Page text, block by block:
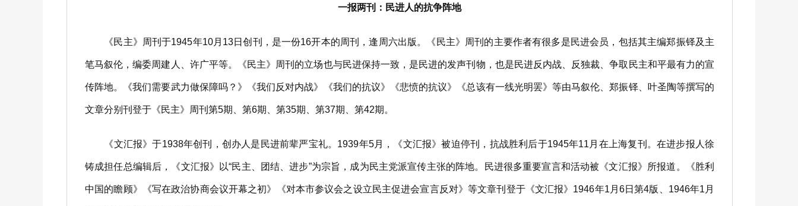
一报两刊：民进人的抗争阵地
《民主》周刊于1945年10月13日创刊，是一份16开本的周刊，逢周六出版。《民主》周刊的主要作者有很多是民进会员，包括其主编郑振铎及主
笔马叙伦，编委周建人、许广平等。《民主》周刊的立场也与民进保持一致，是民进的发声刊物，也是民进反内战、反独裁、争取民主和平最有力的宣
传阵地。《我们需要武力做保障吗？》《我们反对内战》《我们的抗议》《悲愤的抗议》《总该有一线光明罢》等由马叙伦、郑振铎、叶圣陶等撰写的
文章分别刊登于《民主》周刊第5期、第6期、第35期、第37期、第42期。
《文汇报》于1938年创刊，创办人是民进前辈严宝礼。1939年5月，《文汇报》被迫停刊，抗战胜利后于1945年11月在上海复刊。在进步报人徐
铸成担任总编辑后，《文汇报》以“民主、团结、进步”为宗旨，成为民主党派宣传主张的阵地。民进很多重要宣言和活动被《文汇报》所报道。《胜利
中国的瞻顾》《写在政治协商会议开幕之初》《对本市参议会之设立民主促进会宣言反对》等文章刊登于《文汇报》1946年1月6日第4版、1946年1月